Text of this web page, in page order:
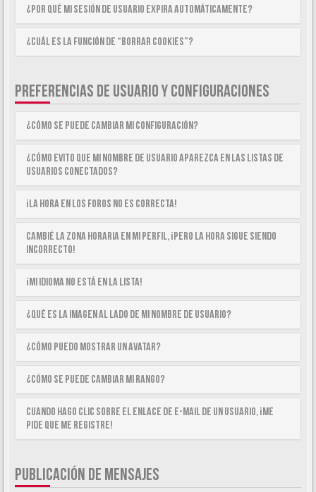
¿Por qué mi sesión de usuario expira automáticamente?
¿Cuál es la función de “Borrar cookies”?
PREFERENCIAS DE USUARIO Y CONFIGURACIONES
¿Cómo se puede cambiar mi configuración?
¿Cómo evito que mi nombre de usuario aparezca en las listas de
usuarios conectados?
¡La hora en los foros no es correcta!
Cambié la zona horaria en mi perfil, ¡pero la hora sigue siendo
incorrecto!
¡Mi idioma no está en la lista!
¿Qué es la imagen al lado de mi nombre de usuario?
¿Cómo puedo mostrar un avatar?
¿Cómo se puede cambiar mi rango?
Cuando hago clic sobre el enlace de e-mail de un usuario, ¡me
pide que me registre!
PUBLICACIÓN DE MENSAJES